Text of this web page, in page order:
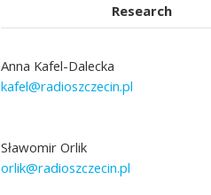
Research
Anna Kafel-Dalecka
kafel@radioszczecin.pl
Sławomir Orlik
orlik@radioszczecin.pl